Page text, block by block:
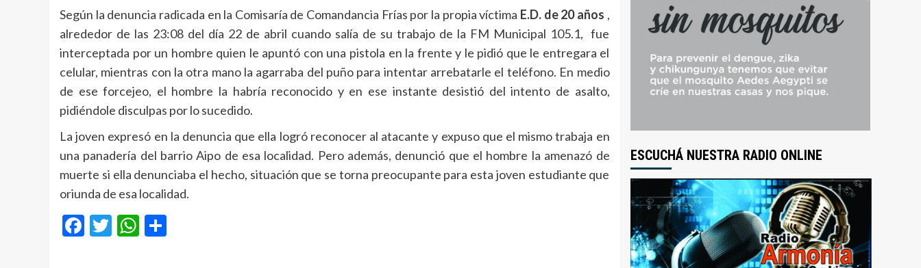
Según la denuncia radicada en la Comisaría de Comandancia Frías por la propia víctima E.D. de 20 años ,
alrededor de las 23:08 del día 22 de abril cuando salía de su trabajo de la FM Municipal 105.1, fue
interceptada por un hombre quien le apuntó con una pistola en la frente y le pidió que le entregara el
celular, mientras con la otra mano la agarraba del puño para intentar arrebatarle el teléfono. En medio
de ese forcejeo, el hombre la habría reconocido y en ese instante desistió del intento de asalto,
pidiéndole disculpas por lo sucedido.
La joven expresó en la denuncia que ella logró reconocer al atacante y expuso que el mismo trabaja en
una panadería del barrio Aipo de esa localidad. Pero además, denunció que el hombre la amenazó de
muerte si ella denunciaba el hecho, situación que se torna preocupante para esta joven estudiante que
oriunda de esa localidad.
Facebook
TwitterWhatsApp
ESCUCHÁ NUESTRA RADIO ONLINE